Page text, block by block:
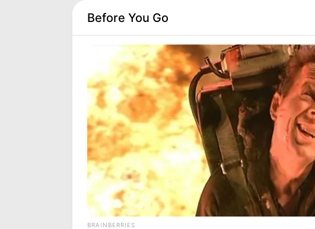
PRIX ARIEL PRONOSTIC
Before You Go
BRAINBERRIES